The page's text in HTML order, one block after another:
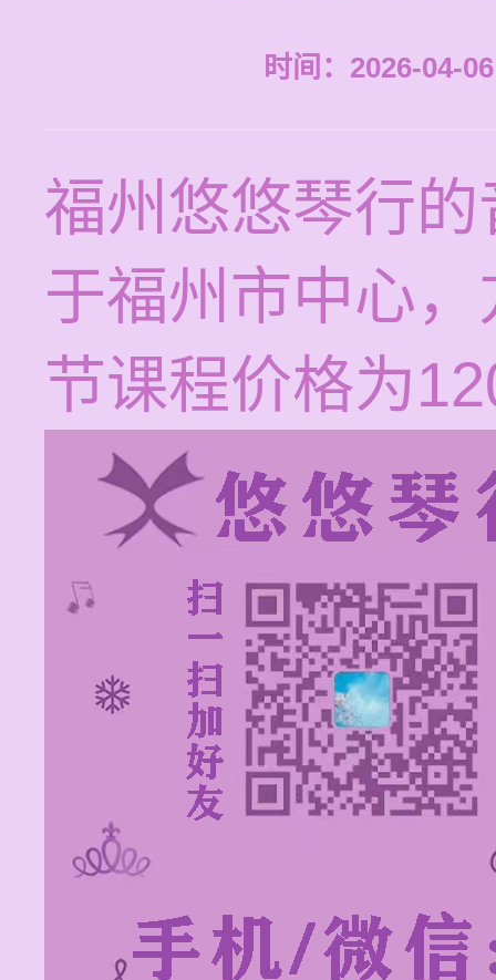
时间：2026-04-
福州悠悠琴行
于福州市中心
节课程价格为